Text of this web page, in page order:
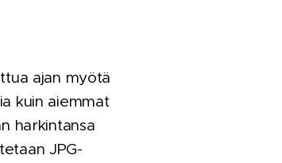
ajan myötä
kuin aiemmat
harkintansa
JPG-